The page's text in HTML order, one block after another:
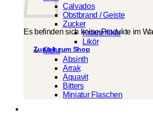
Es befinden sich keine Produkte im
Zurück zum Shop
Calvados
Obstbrand / Geiste
Zucker
Kräuterlikör
Likör
Mehr
Absinth
Arrak
Aquavit
Bitters
Miniatur Flaschen